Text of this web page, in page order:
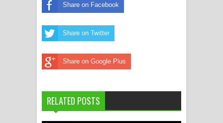
Share on Facebook
Share on Twitter
Share on Google Plus
RELATED POSTS